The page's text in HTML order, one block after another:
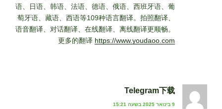
语、日语、韩语、法语、德语、俄语、西班牙语、葡
萄牙语、藏语、西语等109种语言翻译。拍照翻译、
语音翻译、对话翻译、在线翻译、离线翻译更顺畅。
更多的翻译 https://www.youdaoo.com
Telegram下载
9 בינואר 2025 בשעה 15:21